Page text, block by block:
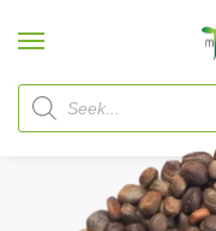
Home Microgreen Shop